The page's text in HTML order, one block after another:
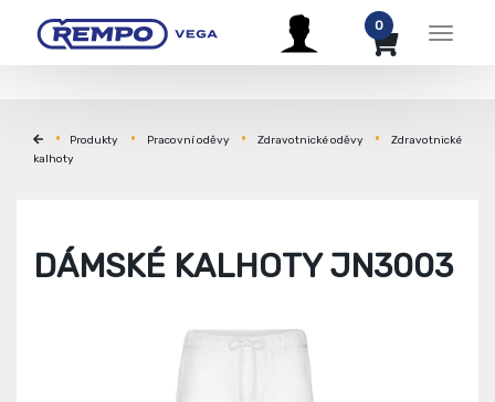
Menu
0
Produkty Pracovní oděvy Zdravotnické oděvy
Zdravotnické
kalhoty
DÁMSKÉ KALHOTY JN3003